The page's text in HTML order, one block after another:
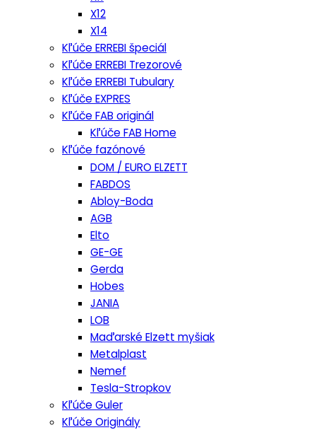
X12
X14
Kľúče ERREBI špeciál
Kľúče ERREBI Trezorové
Kľúče ERREBI Tubulary
Kľúče EXPRES
Kľúče FAB originál
Kľúče FAB Home
Kľúče fazónové
DOM / EURO ELZETT
FABDOS
Abloy-Boda
AGB
Elto
GE-GE
Gerda
Hobes
JANIA
LOB
Maďarské Elzett myšiak
Metalplast
Nemef
Tesla-Stropkov
Kľúče Guler
Kľúče Originály